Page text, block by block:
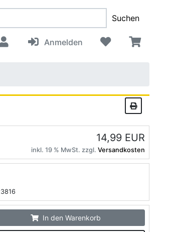
Suchen
Anmelden
14,99 EUR
inkl. 19 % MwSt. zzgl. Versandkosten
In den Warenkorb